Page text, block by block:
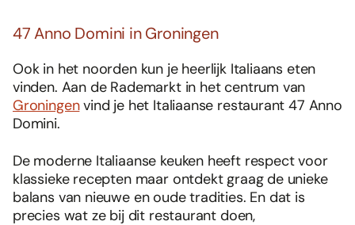
47 Anno Domini in Groningen
Ook in het noorden kun je heerlijk Italiaans eten
vinden. Aan de Rademarkt in het centrum van
Groningenvind je het Italiaanse restaurant 47 Anno
Domini.
De moderne Italiaanse keuken heeft respect voor
klassieke recepten maar ontdekt graag de unieke
balans van nieuwe en oude tradities. En dat is
precies wat ze bij dit restaurant doen,